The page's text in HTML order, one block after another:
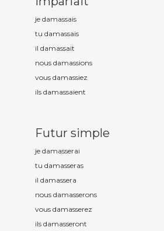
je damassais
tu damassais
il damassait
nous damassions
vous damassiez
ils damassaient
Futur simple
je damasserai
tu damasseras
il damassera
nous damasserons
vous damasserez
ils damasseront